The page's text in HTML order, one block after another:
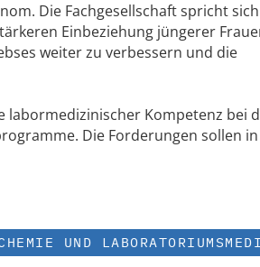
Die Fachgesellschaft spricht
Einbeziehung jüngerer
weiter zu verbessern und die
labormedizinischer Kompetenz bei
Die Forderungen sollen
UND